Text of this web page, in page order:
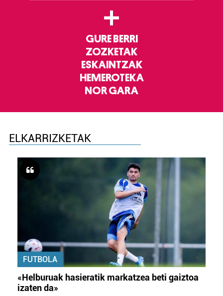
+
GURE BERRI
ZOZKETAK
ESKAINTZAK
HEMEROTEKA
NOR GARA
ELKARRIZKETAK
FUTBOLA
«Helburuak hasieratik markatzea beti gaiztoa
izaten da»